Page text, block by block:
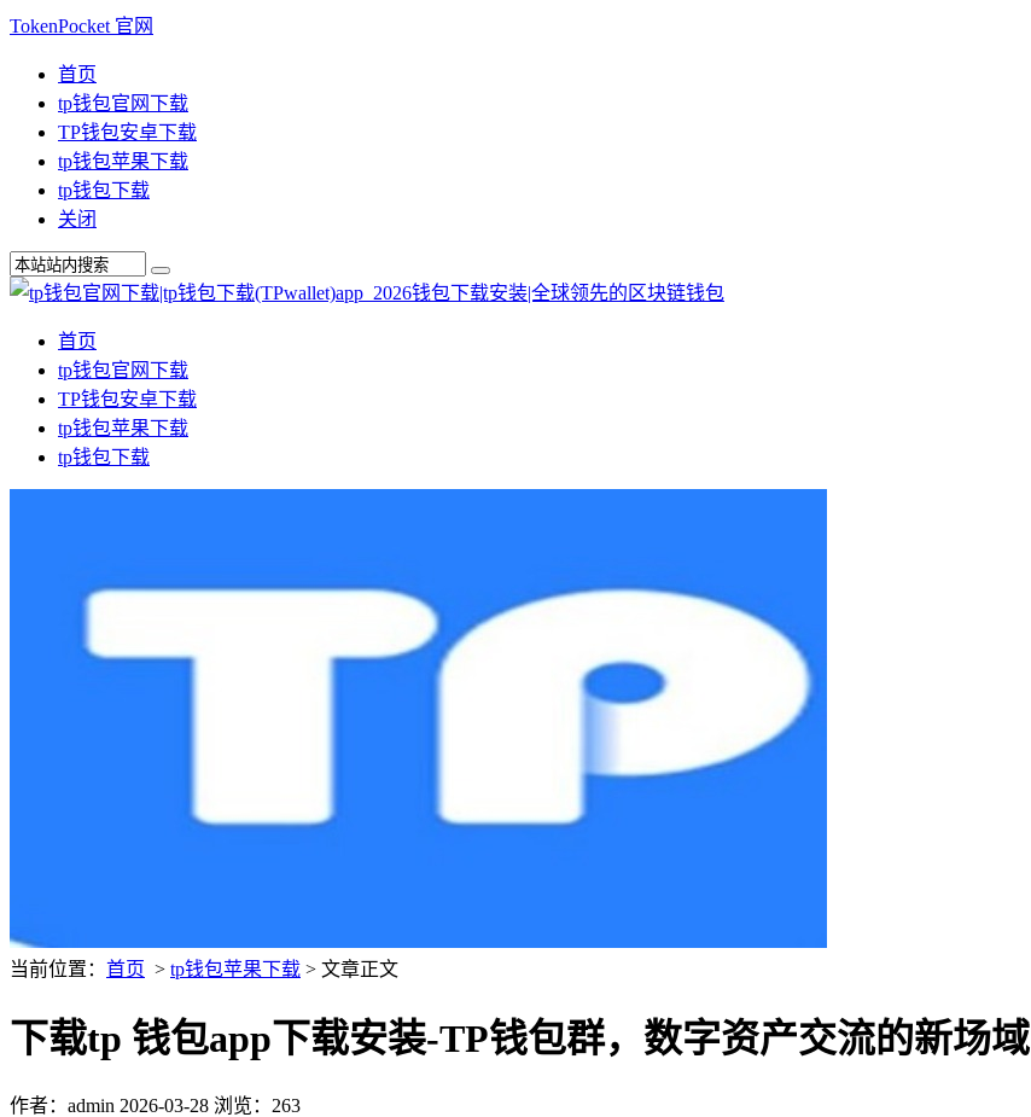
TokenPocket 官网
首页
tp钱包官网下载
TP钱包安卓下载
tp钱包苹果下载
tp钱包下载
关闭
首页
tp钱包官网下载
TP钱包安卓下载
tp钱包苹果下载
tp钱包下载
当前位置： 首页 > tp钱包苹果下载 > 文章正文
下载tp 钱包app下载安装-TP钱包群，数字资产交流的新场域
作者：admin 2026-03-28 浏览：263